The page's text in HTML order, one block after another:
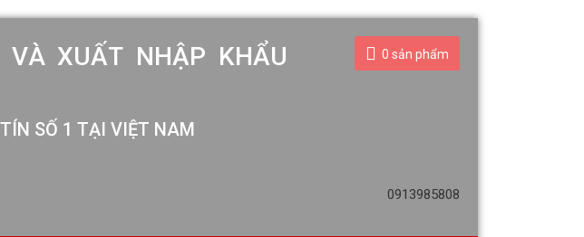
0 sản phẩm
0913985808